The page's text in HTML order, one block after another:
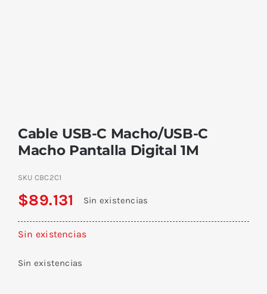
Cable USB-C Macho/USB-C
Macho Pantalla Digital 1M
SKU CBC2C1
$89.131 Sin existencias
Sin existencias
Sin existencias